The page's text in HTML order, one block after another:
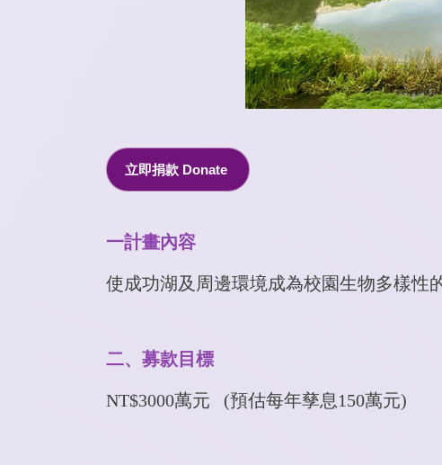
立即捐款 Donate
一計畫內容
使成功湖及周邊環境成為校園生物多樣性
二、募款目標
NT$3000萬元 (預估每年孳息150萬元)